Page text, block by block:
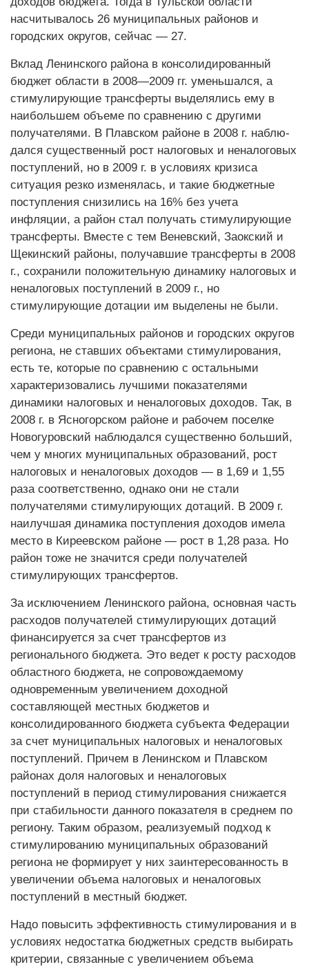
насчитывалось 26 муниципальных районов и
городских округов, сейчас — 27.
Вклад Ленинского района в консолидированный
бюджет области в 2008—2009 гг. уменьшался, а
стимулирующие трансферты выделялись ему в
наибольшем объеме по сравнению с другими
получателями. В Плавском районе в 2008 г. наблю­
дался существенный рост налоговых и неналоговых
поступлений, но в 2009 г. в условиях кризиса
ситуация резко изменялась, и такие бюджетные
поступления снизились на 16% без учета
инфляции, а район стал получать стимулирующие
трансферты. Вместе с тем Веневский, Заокский и
Щекинский районы, получавшие трансферты в 2008
г., сохранили положительную динамику налоговых и
неналоговых поступлений в 2009 г., но
стимулирующие дотации им выделены не были.
Среди муниципальных районов и городских округов
региона, не ставших объектами стимулирования,
есть те, которые по сравнению с остальными
характеризовались лучшими показателями
динамики налоговых и неналоговых доходов. Так, в
2008 г. в Ясногорском районе и рабочем поселке
Новогуровский наблюдался существенно больший,
чем у многих муниципальных образований, рост
налоговых и неналоговых доходов — в 1,69 и 1,55
раза соответственно, однако они не стали
получателями стимулирующих дотаций. В 2009 г.
наилучшая динамика поступления доходов имела
место в Киреевском районе — рост в 1,28 раза. Но
район тоже не значится среди получателей
стимулирующих трансфертов.
За исключением Ленинского района, основная часть
расходов получателей стимулирующих дотаций
финансируется за счет трансфертов из
регионального бюджета. Это ведет к росту расходов
областного бюджета, не сопровождаемому
одновременным увеличением доходной
составляющей местных бюджетов и
консолидированного бюджета субъекта Федерации
за счет муниципальных налоговых и неналоговых
поступлений. Причем в Ленинском и Плавском
районах доля налоговых и неналоговых
поступлений в период стимулирования снижается
при стабильности данного показателя в среднем по
региону. Таким образом, реализуемый подход к
стимулированию муниципальных образований
региона не формирует у них заинтересованность в
увеличении объема налоговых и неналоговых
поступлений в местный бюджет.
Надо повысить эффективность стимулирования и в
условиях недостатка бюджетных средств выбирать
критерии, связанные с увеличением объема